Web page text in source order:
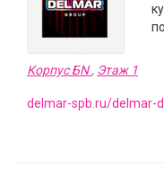
Корпус БN, Этаж 1
delmar-spb.ru/delmar-